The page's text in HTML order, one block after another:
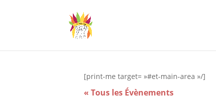
[print-me target= »#et-main-area »/]
« Tous les Évènements